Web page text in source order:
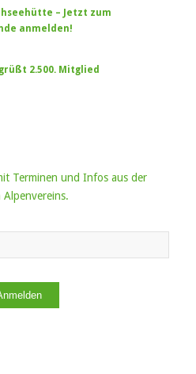
– Jetzt zum
anmelden!
2.500. Mitglied
Terminen und Infos aus der